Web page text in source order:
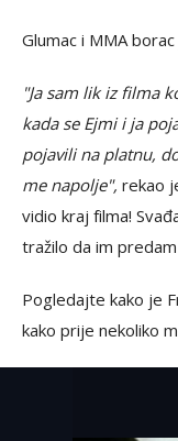
Glumac i MMA
"Ja sam lik iz filma
kada se Ejmi i ja
pojavili na platnu,
me napolje", rekao
vidio kraj filma!
tražilo da im
Pogledajte kako je
kako prije nekoliko